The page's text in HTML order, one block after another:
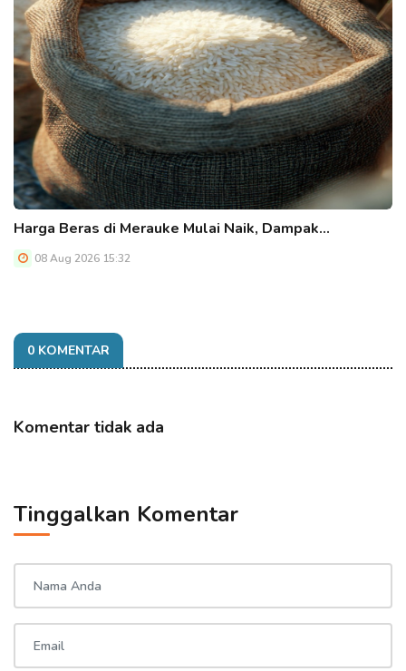
Harga Beras di Merauke Mulai Naik, Dampak…
08 Aug 2026 15:32
0 KOMENTAR
Komentar tidak ada
Tinggalkan Komentar